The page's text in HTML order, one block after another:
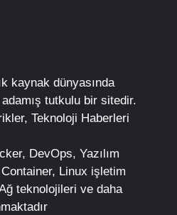
kaynak dünyasında
tutkulu bir sitedir.
Teknoloji Haberleri
DevOps, Yazılım
Container, Linux işletim
teknolojileri ve daha